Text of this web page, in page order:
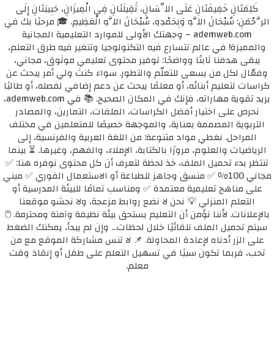
كَلِمَتَانِ خَفِيفَتَانِ عَلَى اللِّسَانِ، ثَقِيلَتَانِ فِي الْمِيزَانِ، حَبِيبَتَانِ إِلَى
الرَّحْمَنِ: سُبْحَانَ اللَّهِ وَبِحَمْدِهِ، سُبْحَانَ اللَّهِ الْعَظِيمِ. 🎓 مرحبًا بك في
ademweb.com – وجهتك الأولى للموارد التعليمية المجانية
والمميزة! في عالم تتسارع فيه التكنولوجيا وتتغير فيه طرق التعلم،
يبقى هدفنا ثابتًا وواضحًا: توفير محتوى تعليمي موثوق، مجاني،
وفعّال لكل من يسعى للتعلّم والتطور. سواء كنتَ ولي أمر يبحث عن
كراسات لتعليم أبنائه، أو معلمًا يبحث عن دعم إضافي لفصله، أو طالبًا
يريد تقوية مهاراته، فإنك في المكان الصحيح. 📚 في ademweb.com،
نحرص على اختيار أفضل الكراسات، الملفات، التمارين، والمصادر
التربوية المصممة بعناية، والموجهة خصيصًا للمتعلمين في مختلف
المراحل. نغطي مواد متنوعة: من اللغة العربية والفرنسية، إلى
الرياضيات والعلوم، مرورًا بالكتابة، الإملاء، والفهم، وغيرها. ⏳ بينما
تنتظر بدء تحميل الملف، خذ لحظة لتعرف أن كل محتوى نوفره هنا: ✅
مجاني 100٪ ✅ منسق وجاهز للطباعة أو الاستعمال الفوري ✅ مبني
على مناهج تعليمية معتمدة ✅ ومناسب تمامًا للبيئة المدرسية أو
التعلم المنزلي 💡 نحن لا نضع روابط مزعجة، ولا نحشو موقعنا
بالإعلانات. لأننا نؤمن أن التعليم يستحق بيئة نظيفة وآمنة ومحترمة. 🖱️
سيتم تحميل الملف تلقائيًا خلال لحظات... وإن لم يبدأ، يمكنك الضغط
على الزر أدناه لإعادة المحاولة. 📌 لا تنس مشاركة الموقع مع من
تحب، فربما تكون سببًا في تسهيل التعلم على طفل أو إنقاذ وقت
معلم.